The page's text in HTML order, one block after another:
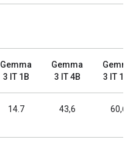
Gemma
3 IT 1B
Gemma
3 IT 4B
3 IT
14.7 43,6 60,6